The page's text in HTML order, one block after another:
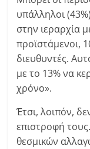
υπάλληλοι
στην ιεραρχία
προϊστάμενοι,
διευθυντές.
με το 13% να
χρόνο».
Έτσι, λοιπόν,
επιστροφή
θεσμικών